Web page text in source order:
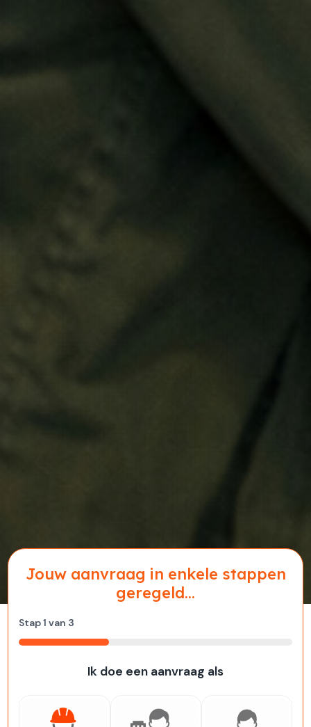
Jouw aanvraag in enkele stappen
geregeld...
Stap1 van 3
33%
Ik doe een aanvraag als